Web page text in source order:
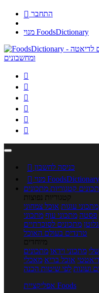
 התחבר
מנוי FoodsDictionary






 כניסה לחשבון

מנוי FoodsDictionary
קטגוריות מתכונים
קטגוריות נפוצות
מתכוני עוגות אוכל צמחוני
פסטה מתכוני עוף מתכוני
מתכונים לסוכרתיים
טרנדים בעולם האוכל
מיוחדים
מתכוני וידאו מתכונים
אוכל בריא מאכלי
ועונות לפי שיטות הכנה
אפליקציית Foods